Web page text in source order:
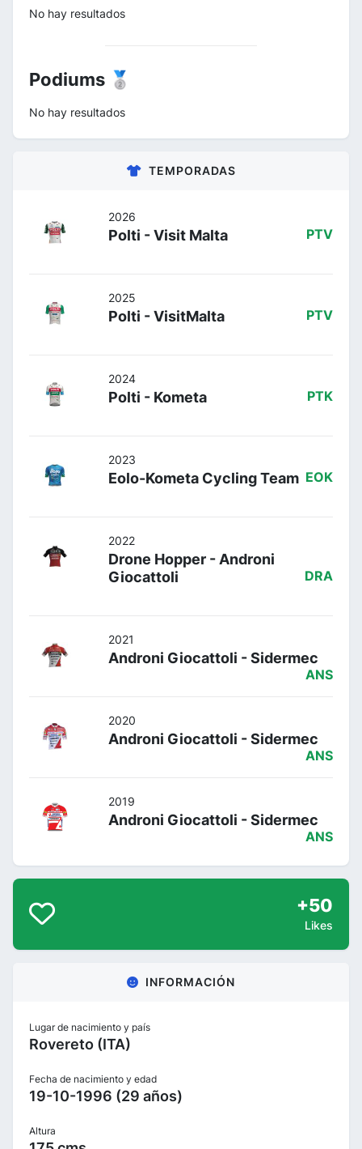
No hay resultados
Podiums 🥈
No hay resultados
TEMPORADAS
2026
Polti - Visit Malta PTV
2025
Polti - VisitMalta PTV
2024
Polti - Kometa PTK
2023
Eolo-Kometa Cycling Team EOK
2022
Drone Hopper - Androni
Giocattoli
DRA
2021
Androni Giocattoli - Sidermec
ANS
2020
Androni Giocattoli - Sidermec
ANS
2019
Androni Giocattoli - Sidermec
ANS
+50
Likes
INFORMACIÓN
Lugar de nacimiento y país
Rovereto (ITA)
Fecha de nacimiento y edad
19-10-1996 (29 años)
Altura